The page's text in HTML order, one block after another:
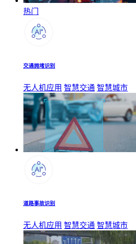
热门
交通拥堵识别
无人机应用 智慧交通 智慧城市
道路事故识别
无人机应用 智慧交通 智慧城市